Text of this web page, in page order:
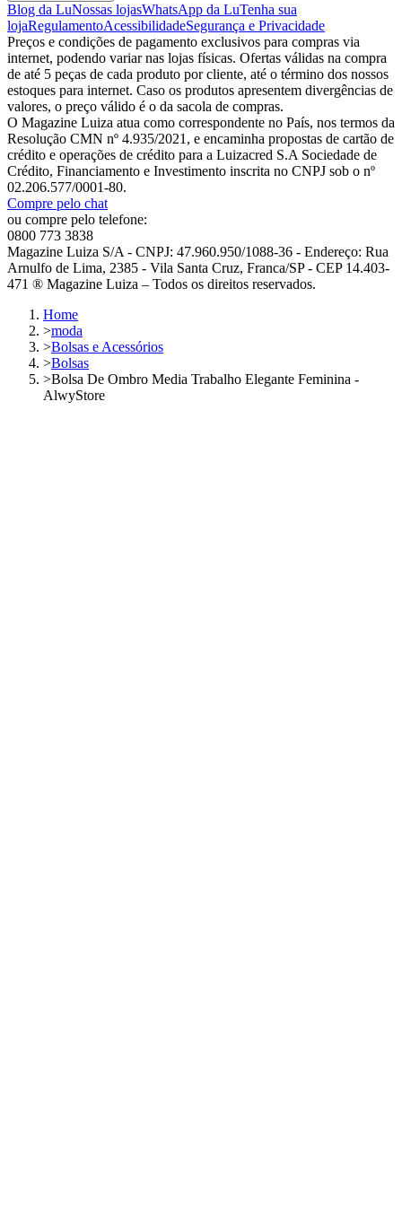
Blog da LuNossas lojasWhatsApp da LuTenha sua
lojaRegulamentoAcessibilidadeSegurança e Privacidade
Preços e condições de pagamento exclusivos para compras via
internet, podendo variar nas lojas físicas. Ofertas válidas na compra
de até 5 peças de cada produto por cliente, até o término dos nossos
estoques para internet. Caso os produtos apresentem divergências de
valores, o preço válido é o da sacola de compras.
O Magazine Luiza atua como correspondente no País, nos termos da
Resolução CMN nº 4.935/2021, e encaminha propostas de cartão de
crédito e operações de crédito para a Luizacred S.A Sociedade de
Crédito, Financiamento e Investimento inscrita no CNPJ sob o nº
02.206.577/0001-80.
Compre pelo chat
ou compre pelo telefone:
0800 773 3838
Magazine Luiza S/A - CNPJ: 47.960.950/1088-36 - Endereço: Rua
Arnulfo de Lima, 2385 - Vila Santa Cruz, Franca/SP - CEP 14.403-
471 ® Magazine Luiza – Todos os direitos reservados.
Home
>moda
>Bolsas e Acessórios
>Bolsas
>Bolsa De Ombro Media Trabalho Elegante Feminina -
AlwyStore